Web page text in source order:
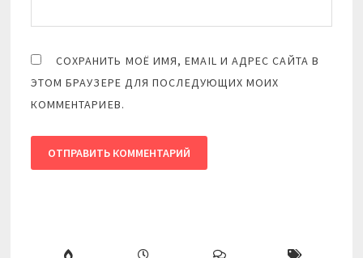
СОХРАНИТЬ МОЁ ИМЯ, EMAIL И АДРЕС САЙТА В
ЭТОМ БРАУЗЕРЕ ДЛЯ ПОСЛЕДУЮЩИХ МОИХ
КОММЕНТАРИЕВ.